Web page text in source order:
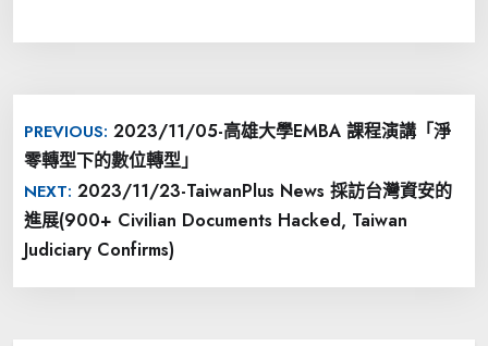
章
導
覽
PREVIOUS: 2023/11/05-高雄大學EMBA 課程演講「淨
零轉型下的數位轉型」
NEXT: 2023/11/23-TaiwanPlus News 採訪台灣資安的
進展(900+ Civilian Documents Hacked, Taiwan
Judiciary Confirms)